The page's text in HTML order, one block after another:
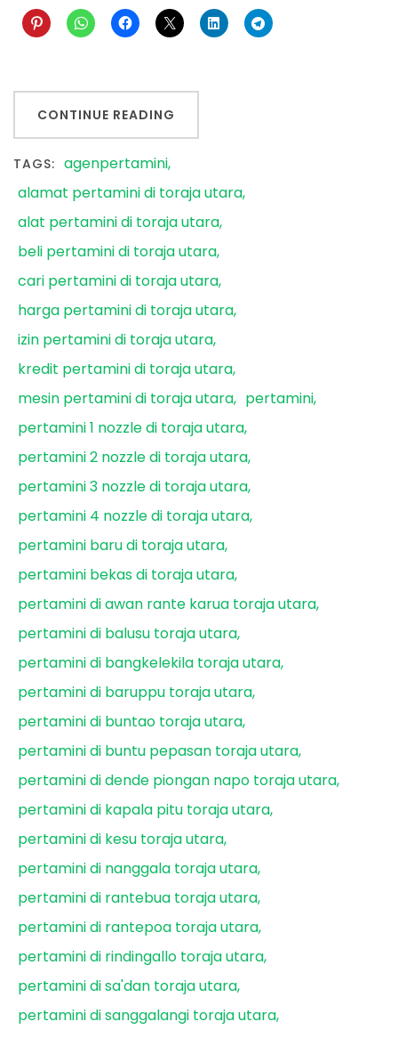
CONTINUE READING
TAGS: agenpertamini
alamat pertamini di toraja utara
alat pertamini di toraja utara
beli pertamini di toraja utara
cari pertamini di toraja utara
harga pertamini di toraja utara
izin pertamini di toraja utara
kredit pertamini di toraja utara
mesin pertamini di toraja utara
pertamini
pertamini 1 nozzle di toraja utara
pertamini 2 nozzle di toraja utara
pertamini 3 nozzle di toraja utara
pertamini 4 nozzle di toraja utara
pertamini baru di toraja utara
pertamini bekas di toraja utara
pertamini di awan rante karua toraja utara
pertamini di balusu toraja utara
pertamini di bangkelekila toraja utara
pertamini di baruppu toraja utara
pertamini di buntao toraja utara
pertamini di buntu pepasan toraja utara
pertamini di dende piongan napo toraja utara
pertamini di kapala pitu toraja utara
pertamini di kesu toraja utara
pertamini di nanggala toraja utara
pertamini di rantebua toraja utara
pertamini di rantepoa toraja utara
pertamini di rindingallo toraja utara
pertamini di sa'dan toraja utara
pertamini di sanggalangi toraja utara